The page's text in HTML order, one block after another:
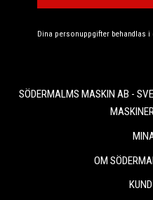
Dina personuppgifter behandlas i
SÖDERMALMS MASKIN AB -
OM